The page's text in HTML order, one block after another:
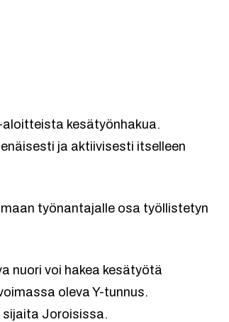
kesätyönhakua.
ja aktiivisesti itselleen
työnantajalle osa työllistetyn
nuori voi hakea kesätyötä
oleva Y-tunnus.
sijaita Joroisissa.